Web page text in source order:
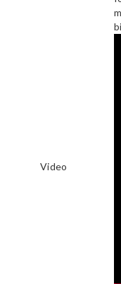
Video